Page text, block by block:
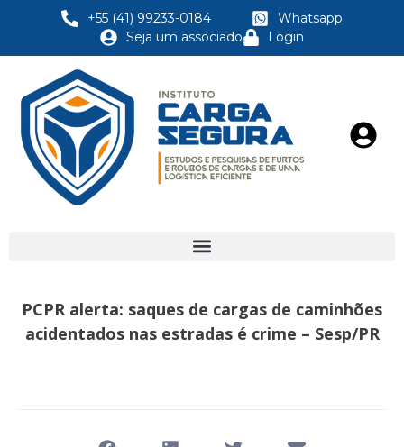
+55 (41) 99233-0184
Whatsapp
Seja um associado
Login
PCPR alerta: saques de cargas de caminhões
acidentados nas estradas é crime – Sesp/PR